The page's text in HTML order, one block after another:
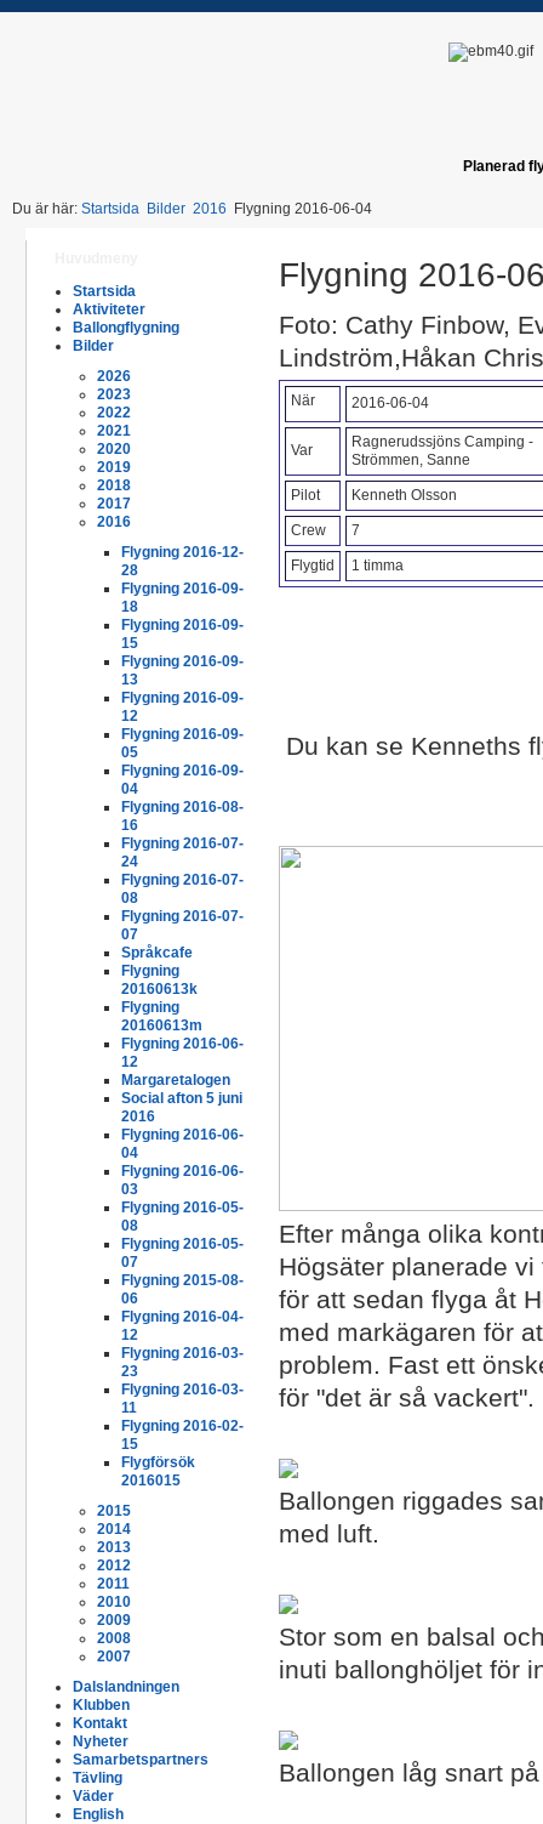
Planerad
Du är här: Startsida Bilder 2016 Flygning 2016-06-04
Startsida
Aktiviteter
Ballongflygning
Bilder
2026
2023
2022
2021
2020
2019
2018
2017
2016
Flygning 2016-12-
28
Flygning 2016-09-
18
Flygning 2016-09-
15
Flygning 2016-09-
13
Flygning 2016-09-
12
Flygning 2016-09-
05
Flygning 2016-09-
04
Flygning 2016-08-
16
Flygning 2016-07-
24
Flygning 2016-07-
08
Flygning 2016-07-
07
Språkcafe
Flygning
20160613k
Flygning
20160613m
Flygning 2016-06-
12
Margaretalogen
Social afton 5 juni
2016
Flygning 2016-06-
04
Flygning 2016-06-
03
Flygning 2016-05-
08
Flygning 2016-05-
07
Flygning 2015-08-
06
Flygning 2016-04-
12
Flygning 2016-03-
23
Flygning 2016-03-
11
Flygning 2016-02-
15
Flygförsök
2016015
2015
2014
2013
2012
2011
2010
2009
2008
2007
Dalslandningen
Klubben
Kontakt
Nyheter
Samarbetspartners
Tävling
Väder
English
Flygning 2016-
Foto: Cathy Finbow,
Lindström,Håkan
När 2016-06-04
Var
Ragnerudssjöns Camping -
Strömmen, Sanne
Pilot Kenneth Olsson
Crew 7
Flygtid 1 timma
Du kan se Kenneths
Efter många olika
Högsäter planerade
för att sedan flyga åt
med markägaren för
problem. Fast ett
för "det är så vackert".
Ballongen riggades
med luft.
Stor som en balsal
inuti ballonghöljet för
Ballongen låg snart